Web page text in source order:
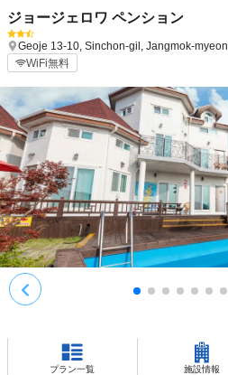
ジョージェロワ ペンション
Geoje 13-10, Sinchon-gil, Jangmok-myeon
WiFi無料
プラン一覧 施設情報